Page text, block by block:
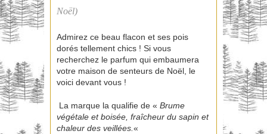
Noël)
Admirez ce beau flacon et ses pois
dorés tellement chics ! Si vous
recherchez le parfum qui embaumera
votre maison de senteurs de Noël, le
voici devant vous !
La marque la qualifie de « Brume
végétale et boisée, fraîcheur du sapin et
chaleur des veillées.«